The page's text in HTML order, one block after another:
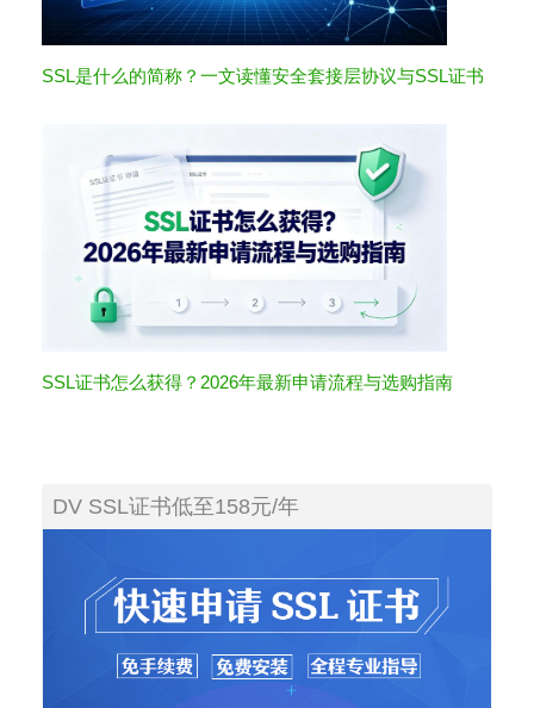
SSL是什么的简称？一文读懂安全套接层协议与SSL证书
SSL证书怎么获得？2026年最新申请流程与选购指南
DV SSL证书低至158元/年